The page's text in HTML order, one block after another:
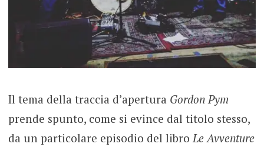
Il tema della traccia d’apertura Gordon Pym
prende spunto, come si evince dal titolo stesso,
da un particolare episodio del libro Le Avventure